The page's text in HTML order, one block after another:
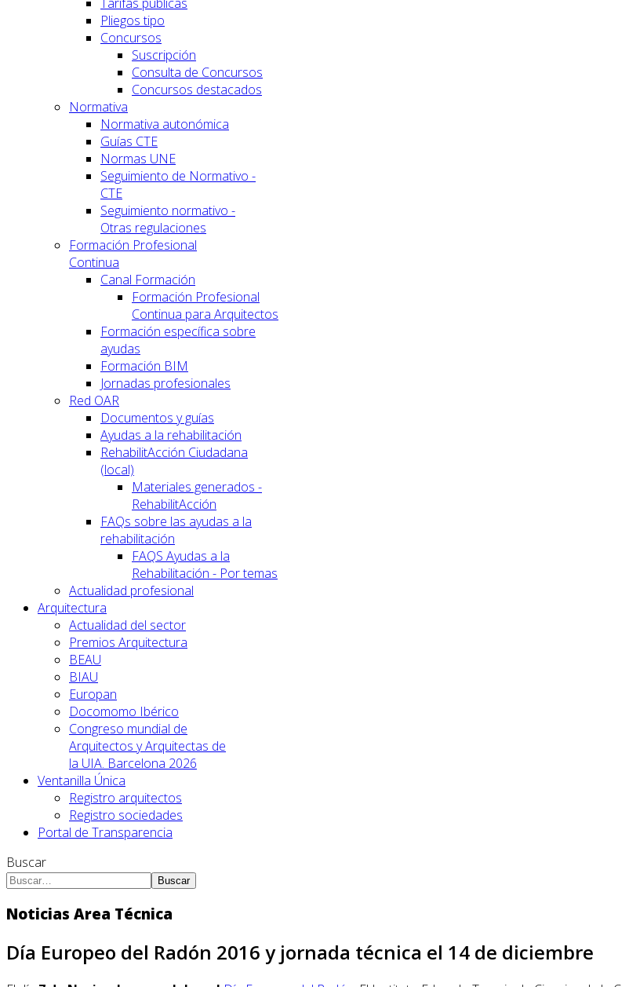
Pliegos tipo
Concursos
Suscripción
Consulta de Concursos
Concursos destacados
Normativa
Normativa autonómica
Guías CTE
Normas UNE
Seguimiento de Normativo -
CTE
Seguimiento normativo -
Otras regulaciones
Formación Profesional
Continua
Canal Formación
Formación Profesional
Continua para Arquitectos
Formación específica sobre
ayudas
Formación BIM
Jornadas profesionales
Red OAR
Documentos y guías
Ayudas a la rehabilitación
RehabilitAcción Ciudadana
(local)
Materiales generados -
RehabilitAcción
FAQs sobre las ayudas a la
rehabilitación
FAQS Ayudas a la
Rehabilitación - Por temas
Actualidad profesional
Arquitectura
Actualidad del sector
Premios Arquitectura
BEAU
BIAU
Europan
Docomomo Ibérico
Congreso mundial de
Arquitectos y Arquitectas de
la UIA. Barcelona 2026
Ventanilla Única
Registro arquitectos
Registro sociedades
Portal de Transparencia
Buscar
Buscar
Noticias Area Técnica
Día Europeo del Radón 2016 y jornada técnica el 14 de diciembre